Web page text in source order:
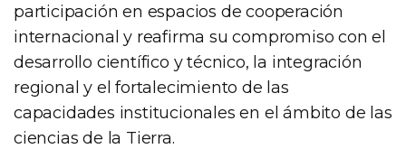
participación en espacios de cooperación
internacional y reafirma su compromiso con el
desarrollo científico y técnico, la integración
regional y el fortalecimiento de las
capacidades institucionales en el ámbito de las
ciencias de la Tierra.